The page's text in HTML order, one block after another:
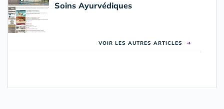
Soins Ayurvédiques
VOIR LES AUTRES ARTICLES ➜